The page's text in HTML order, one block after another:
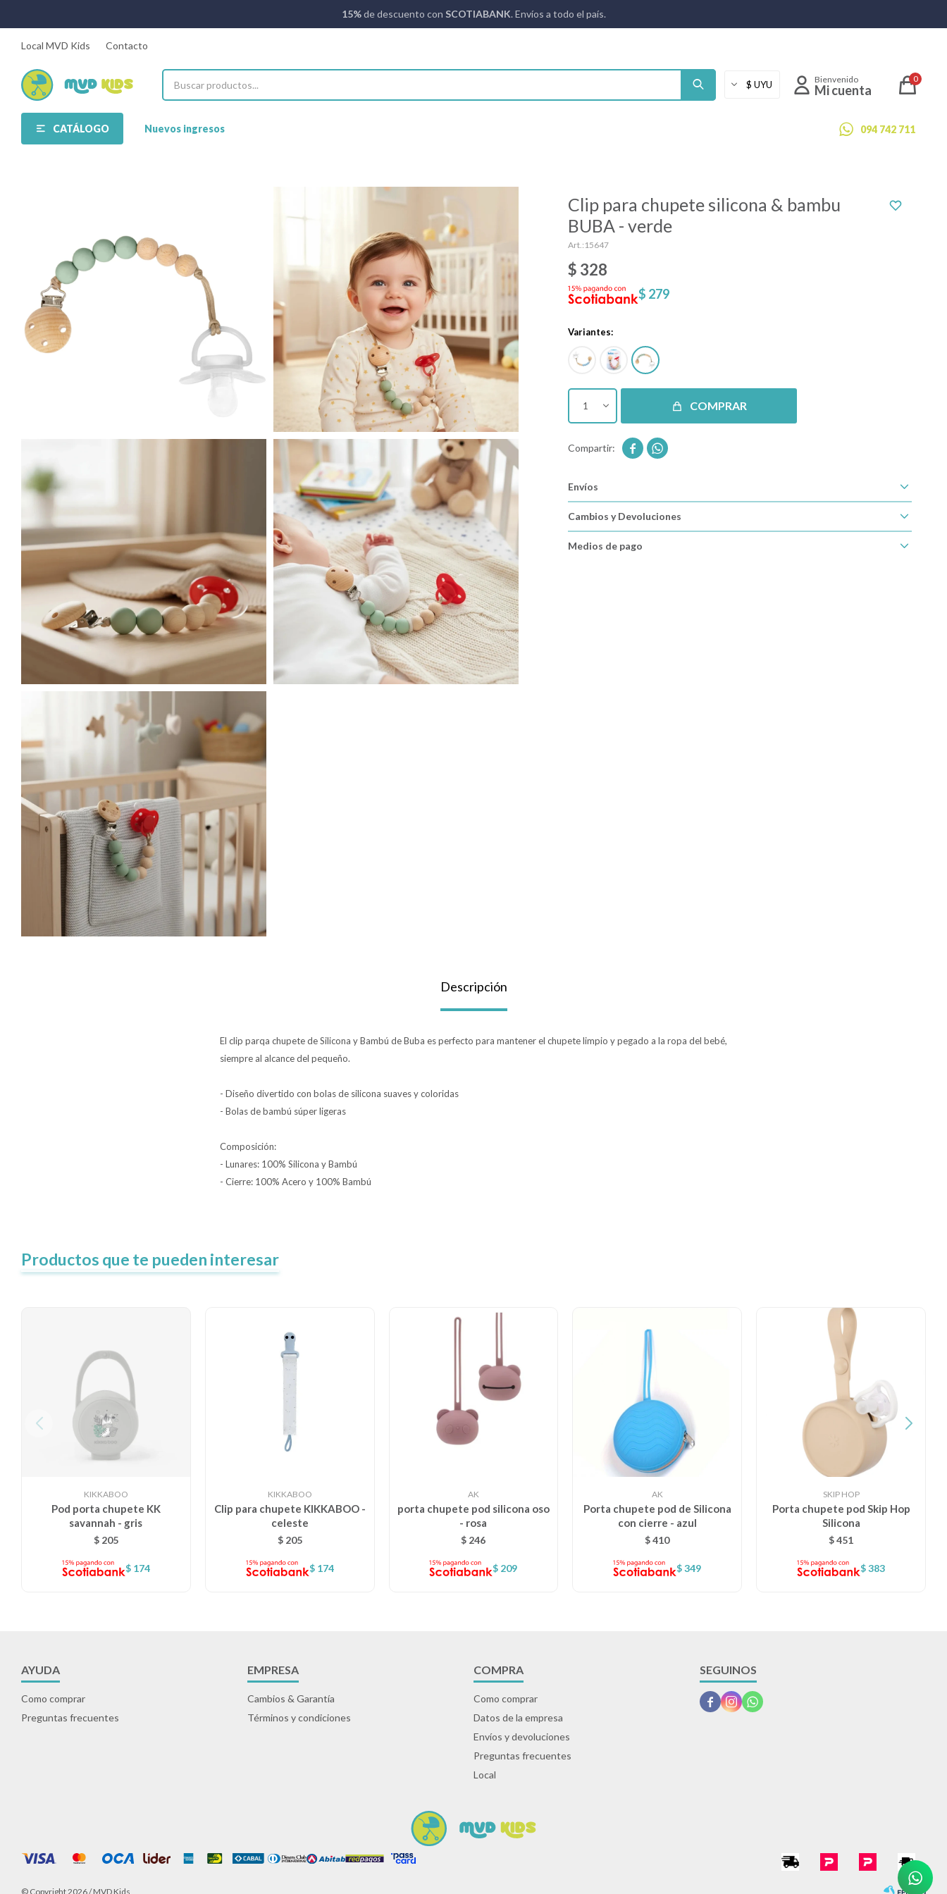
15%de descuento con SCOTIABANK. Envíos a todo el país.
CATÁLOGO Nuevos ingresos 094 742 711
0
Local MVD Kids Contacto
Clip para chupete silicona & bambu
BUBA - verde
15647
$ 328
$ 279
Variantes:
1 COMPRAR
 
Envíos
Cambios y Devoluciones
Medios de pago
Descripción
El clip parqa chupete de Silicona y Bambú de Buba es perfecto para mantener el chupete limpio y pegado a la ropa del bebé,
siempre al alcance del pequeño.
- Diseño divertido con bolas de silicona suaves y coloridas
- Bolas de bambú súper ligeras
Composición:
- Lunares: 100% Silicona y Bambú
- Cierre: 100% Acero y 100% Bambú
Productos que te pueden interesar
KIKKABOO
Pod porta chupete KK
savannah - gris
$ 205
$ 174
KIKKABOO
Clip para chupete KIKKABOO -
celeste
$ 205
$ 174
AK
porta chupete pod silicona oso
- rosa
$ 246
$ 209
AK
Porta chupete pod de Silicona
con cierre - azul
$410
$349
SKIP HOP
Porta chupete pod Skip Hop
Silicona
$451
$383
AYUDA
Como comprar
Preguntas frecuentes
EMPRESA
Cambios & Garantía
Términos y condiciones
COMPRA
Como comprar
Datos de la empresa
Envíos y devoluciones
Preguntas frecuentes
Local
SEGUINOS
  
© Copyright 2026 / MVD Kids